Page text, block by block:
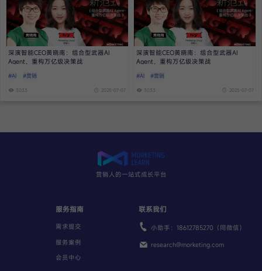
深演智能CEO黄晓南：组合型武器AI
Agent，重构万亿级决策战
#AI #营销
3033 2025-07-07
深演智能CEO黄晓南：组合型武器AI
Agent，重构万亿级决策战
#AI #营销
3033 2025-07-07
营销人的一站式成长平台
服务指南
需求提交
服务案例
会员中心
联系我们
小助手：18612785270（同微信）
research@morketing.com